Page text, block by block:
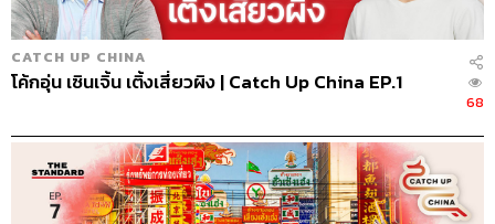
CATCH UP CHINA
โค้กอุ่น เซินเจิ้น เติ้งเสี่ยวผิง | Catch Up China EP.1
68